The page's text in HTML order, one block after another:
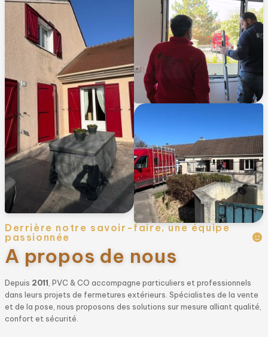
Derrière notre savoir-faire, une équipe
passionnée
A propos de nous
Depuis 2011 , PVC & CO accompagne particuliers et professionnels
dans leurs projets de fermetures extérieurs. Spécialistes de la vente
et de la pose, nous proposons des solutions sur mesure alliant qualité,
confort et sécurité.